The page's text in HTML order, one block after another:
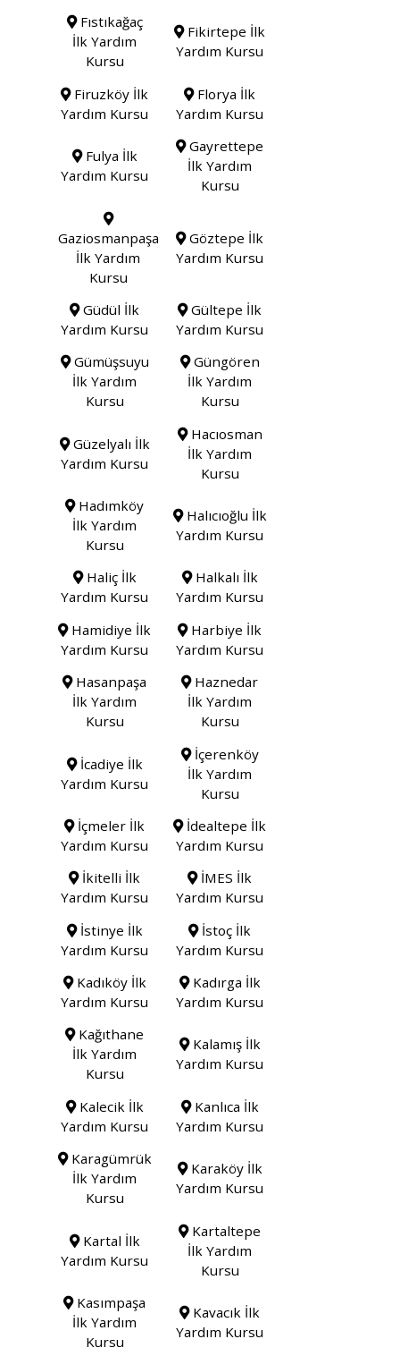
Fıstıkağaç
İlk Yardım
Kursu
Fikirtepe İlk
Yardım Kursu
Firuzköy İlk
Yardım Kursu
Florya İlk
Yardım Kursu
Fulya İlk
Yardım Kursu
Gayrettepe
İlk Yardım
Kursu
Gaziosmanpaşa
İlk Yardım
Kursu
Göztepe İlk
Yardım Kursu
Güdül İlk
Yardım Kursu
Gültepe İlk
Yardım Kursu
Gümüşsuyu
İlk Yardım
Kursu
Güngören
İlk Yardım
Kursu
Güzelyalı İlk
Yardım Kursu
Hacıosman
İlk Yardım
Kursu
Hadımköy
İlk Yardım
Kursu
Halıcıoğlu İlk
Yardım Kursu
Haliç İlk
Yardım Kursu
Halkalı İlk
Yardım Kursu
Hamidiye İlk
Yardım Kursu
Harbiye İlk
Yardım Kursu
Hasanpaşa
İlk Yardım
Kursu
Haznedar
İlk Yardım
Kursu
İcadiye İlk
Yardım Kursu
İçerenköy
İlk Yardım
Kursu
İçmeler İlk
Yardım Kursu
İdealtepe İlk
Yardım Kursu
İkitelli İlk
Yardım Kursu
İMES İlk
Yardım Kursu
İstinye İlk
Yardım Kursu
İstoç İlk
Yardım Kursu
Kadıköy İlk
Yardım Kursu
Kadırga İlk
Yardım Kursu
Kağıthane
İlk Yardım
Kursu
Kalamış İlk
Yardım Kursu
Kalecik İlk
Yardım Kursu
Kanlıca İlk
Yardım Kursu
Karagümrük
İlk Yardım
Kursu
Karaköy İlk
Yardım Kursu
Kartal İlk
Yardım Kursu
Kartaltepe
İlk Yardım
Kursu
Kasımpaşa
İlk Yardım
Kursu
Kavacık İlk
Yardım Kursu